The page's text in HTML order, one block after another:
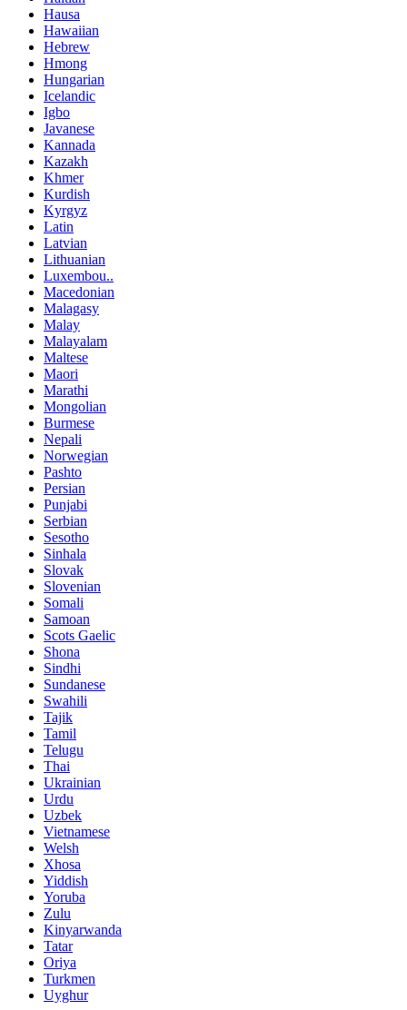
Hausa
Hawaiian
Hebrew
Hmong
Hungarian
Icelandic
Igbo
Javanese
Kannada
Kazakh
Khmer
Kurdish
Kyrgyz
Latin
Latvian
Lithuanian
Luxembou..
Macedonian
Malagasy
Malay
Malayalam
Maltese
Maori
Marathi
Mongolian
Burmese
Nepali
Norwegian
Pashto
Persian
Punjabi
Serbian
Sesotho
Sinhala
Slovak
Slovenian
Somali
Samoan
Scots Gaelic
Shona
Sindhi
Sundanese
Swahili
Tajik
Tamil
Telugu
Thai
Ukrainian
Urdu
Uzbek
Vietnamese
Welsh
Xhosa
Yiddish
Yoruba
Zulu
Kinyarwanda
Tatar
Oriya
Turkmen
Uyghur